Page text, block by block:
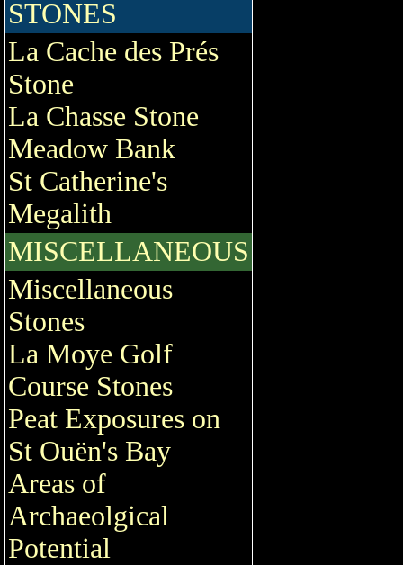
STONES
La Cache des Prés
Stone
La Chasse Stone
Meadow Bank
St Catherine's
Megalith
MISCELLANEOUS
Miscellaneous
Stones
La Moye Golf
Course Stones
Peat Exposures on
St Ouën's Bay
Areas of
Archaeolgical
Potential